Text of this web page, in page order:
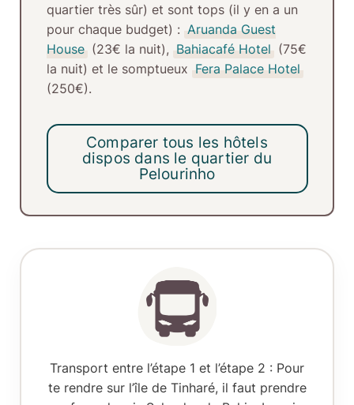
quartier très sûr) et sont tops (il y en a un
pour chaque budget) : Aruanda Guest
House (23€ la nuit), Bahiacafé Hotel (75€
la nuit) et le somptueux Fera Palace Hotel
(250€).
Comparer tous les hôtels
dispos dans le quartier du
Pelourinho
Transport entre l’étape 1 et l’étape 2 : Pour
te rendre sur l’île de Tinharé, il faut prendre